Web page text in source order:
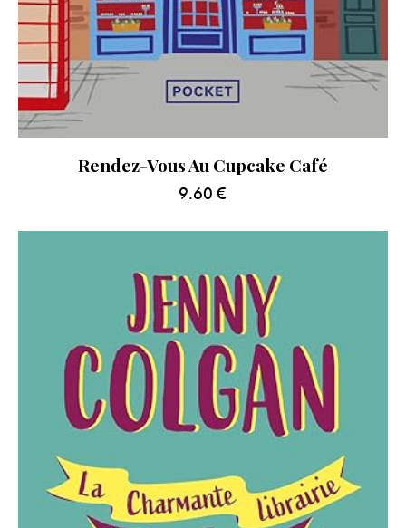
Rendez-Vous Au Cupcake Café
9.60 €